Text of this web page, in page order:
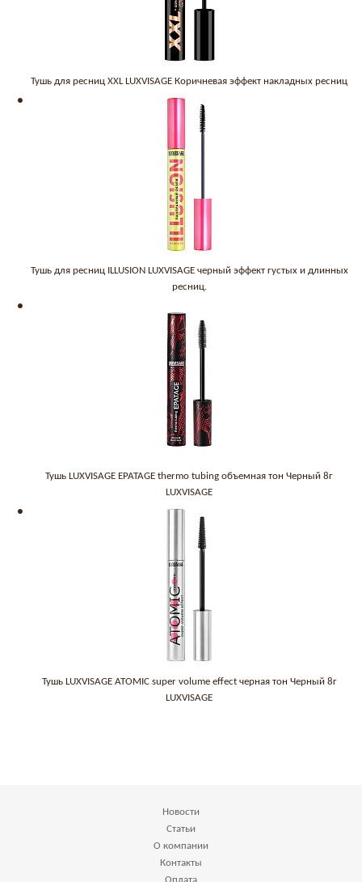
Тушь для ресниц XXL LUXVISAGE Коричневая эффект накладных ресниц
Тушь для ресниц ILLUSION LUXVISAGE черный эффект густых и длинных
ресниц.
Тушь LUXVISAGE EPATAGE thermo tubing объемная тон Черный 8г
LUXVISAGE
Тушь LUXVISAGE ATOMIC super volume effect черная тон Черный 8г
LUXVISAGE
Новости
Статьи
О компании
Контакты